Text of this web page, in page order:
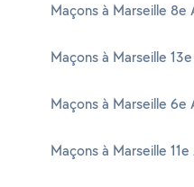
Maçons à Marseille 8e
Maçons à Marseille
Maçons à Marseille 6e
Maçons à Marseille